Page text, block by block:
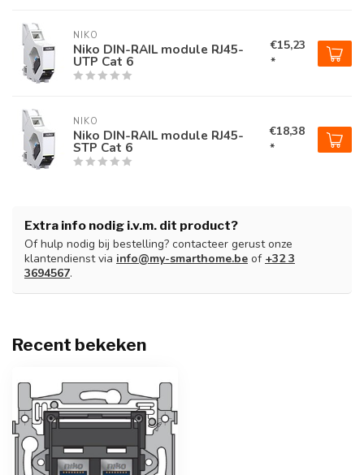
NIKO
Niko DIN-RAIL module RJ45-
UTP Cat 6
€15,23
*
NIKO
Niko DIN-RAIL module RJ45-
STP Cat 6
€18,38
*
Extra info nodig i.v.m. dit product?
Of hulp nodig bij bestelling? contacteer gerust onze
klantendienst via info@my-smarthome.be of +32 3
3694567.
Recent bekeken